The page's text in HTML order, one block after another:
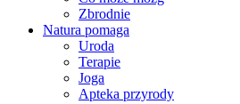
Zbrodnie
Natura pomaga
Uroda
Terapie
Joga
Apteka przyrody